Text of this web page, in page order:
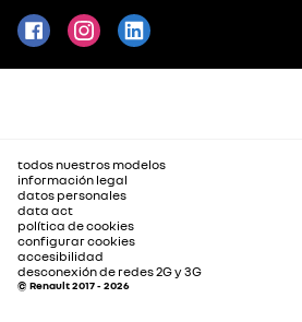
todos nuestros modelos
información legal
datos personales
data act
política de cookies
configurar cookies
accesibilidad
desconexión de redes 2G y 3G
© Renault 2017 - 2026